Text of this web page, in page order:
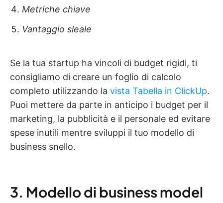
Metriche chiave
Vantaggio sleale
Se la tua startup ha vincoli di budget rigidi, ti
consigliamo di creare un foglio di calcolo
completo utilizzando la vista Tabella in ClickUp.
Puoi mettere da parte in anticipo i budget per il
marketing, la pubblicità e il personale ed evitare
spese inutili mentre sviluppi il tuo modello di
business snello.
3. Modello di business model